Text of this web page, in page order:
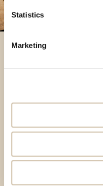
Statistics
Marketing